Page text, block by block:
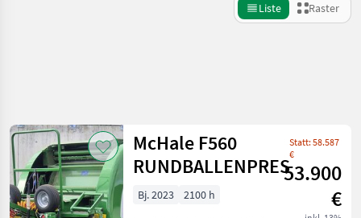
Liste Raster
Kategorie 4 Land Filter
AKTUELLER
PFADZurücksetzen
51
Ergebnisse
McHale F560
RUNDBALLENPRESSE
Statt: 58.587
€
53.900
€
Bj. 2023
2100 h